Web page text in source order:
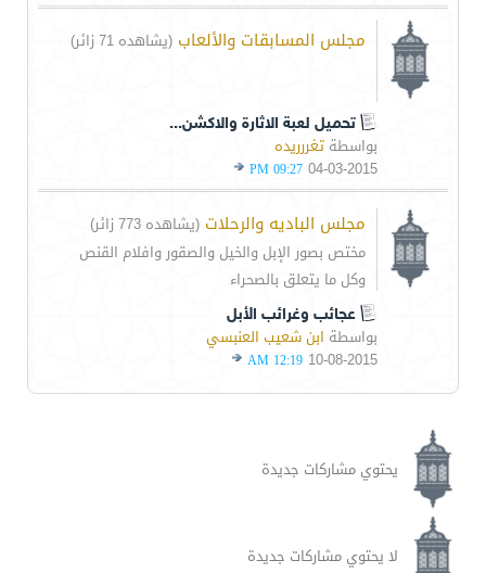
مجلس المسابقات والألعاب (يشاهده 71 زائر)
تحميل لعبة الاثارة والاكشن...
بواسطة تغررريده
04-03-2015
09:27 PM
مجلس الباديه والرحلات (يشاهده 773 زائر)
مختص بصور الإبل والخيل والصقور وافلام القنص
وكل ما يتعلق بالصحراء
عجائب وغرائب الأبل
بواسطة ابن شعيب العنبسي
10-08-2015
12:19 AM
يحتوي مشاركات جديدة
لا يحتوي مشاركات جديدة